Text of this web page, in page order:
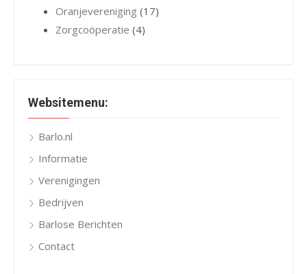
Oranjevereniging (17)
Zorgcoöperatie (4)
Websitemenu:
Barlo.nl
Informatie
Verenigingen
Bedrijven
Barlose Berichten
Contact